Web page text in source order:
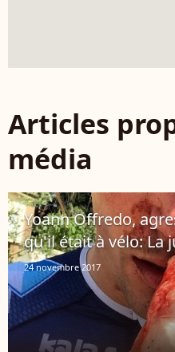
Articles
média
Yoann Offredo,
qu'il était à vélo: La
24 novembre 2017